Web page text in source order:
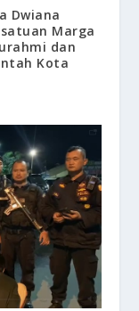
Dwiana
Marga
dan
Kota